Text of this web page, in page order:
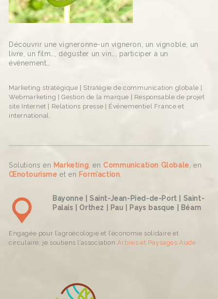
Découvrir une vigneronne-un vigneron, un vignoble, un
livre, un film…, déguster un vin…, participer à un
événement…
Marketing stratégique | Stratégie de communication globale |
Webmarketing | Gestion de la marque | Responsable de projet
site Internet | Relations presse | Événementiel France et
international.
Solutions en Marketing , en Communication Globale , en
Œnotourisme et en Form’action
Bayonne | Saint-Jean-Pied-de-Port | Saint-
Palais | Orthez | Pau | Pays basque | Béarn
Engagée pour l’agroécologie et l’économie solidaire et
circulaire, je soutiens l’association Arbres et Paysages Aude